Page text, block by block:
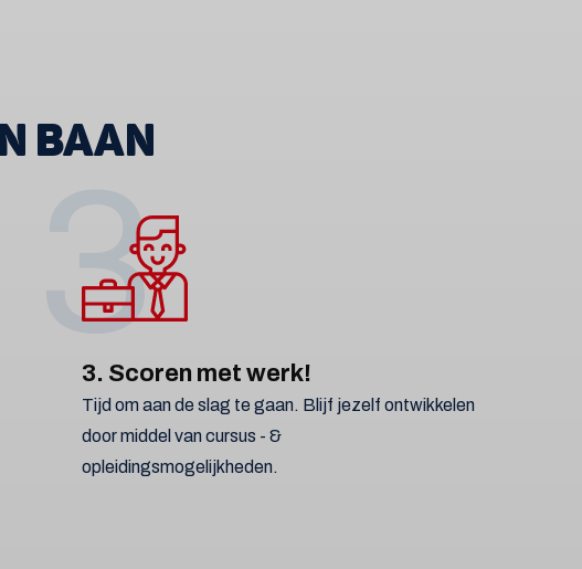
BAAN
3
3. Scoren met werk!
Tijd om aan de slag te gaan. Blijf jezelf ontwikkelen
door middel van cursus - &
opleidingsmogelijkheden.